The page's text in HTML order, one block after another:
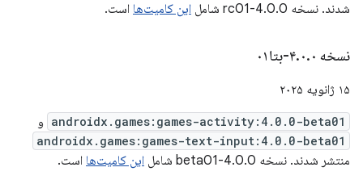
شدند. نسخه 4.0.0-rc01 شامل
این کامیت‌ها است.
نسخه ۴ .۰.۰-بتا۰۱
۱۵ ژانویه ۲۰۲۵
androidx.games:games-activity:4.0.0-beta01 و
androidx.games:games-text-input:4.0.0-beta01
منتشر شدند. نسخه 4.0.0-beta01 شامل این کامیت‌ها است.